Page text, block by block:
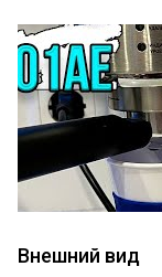
Внешний вид